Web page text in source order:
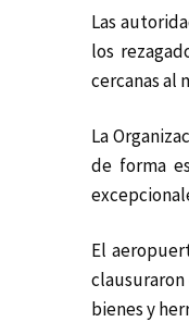
Las
los
cercanas al
La
de forma
El
bienes y